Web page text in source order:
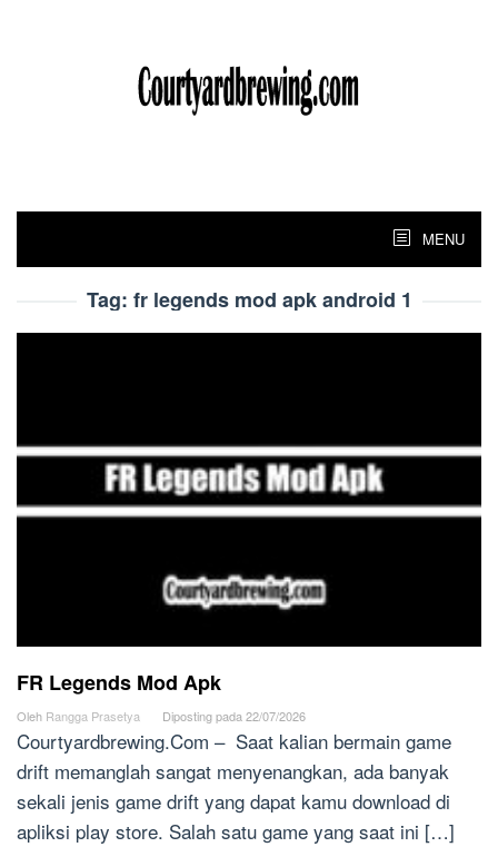
MENU
Tag: fr legends mod apk android 1
FR Legends Mod Apk
Oleh Rangga Prasetya Diposting pada 22/07/2026
Courtyardbrewing.Com – Saat kalian bermain game
drift memanglah sangat menyenangkan, ada banyak
sekali jenis game drift yang dapat kamu download di
apliksi play store. Salah satu game yang saat ini […]